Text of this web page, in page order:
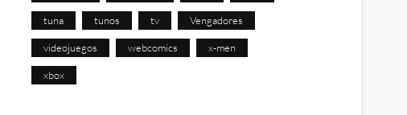
tuna tunos tv Vengadores
videojuegos webcomics x-men
xbox